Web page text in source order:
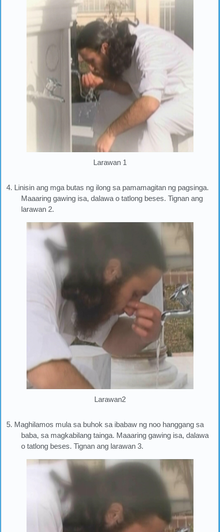
Larawan 1
4. Linisin ang mga butas ng ilong sa pamamagitan ng pagsinga.
Maaaring gawing isa, dalawa o tatlong beses. Tignan ang
larawan 2.
Larawan2
5. Maghilamos mula sa buhok sa ibabaw ng noo hanggang sa
baba, sa magkabilang tainga. Maaaring gawing isa, dalawa
o tatlong beses. Tignan ang larawan 3.